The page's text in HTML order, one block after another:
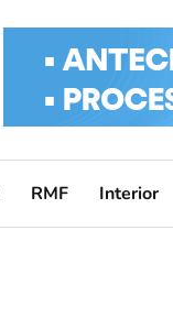
RMF Interior